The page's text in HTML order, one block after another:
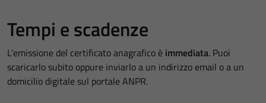
Tempi e scadenze
L’emissione del certificato anagrafico è immediata. Puoi
scaricarlo subito oppure inviarlo a un indirizzo email o a un
domicilio digitale sul portale ANPR.